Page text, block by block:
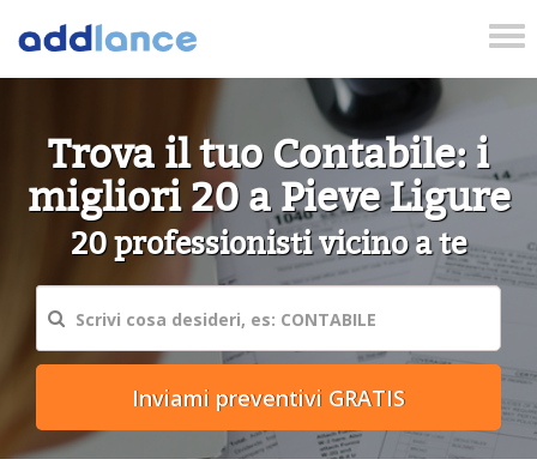
Trova il tuo Contabile: i
migliori 20 a Pieve Ligure
20 professionisti vicino a te